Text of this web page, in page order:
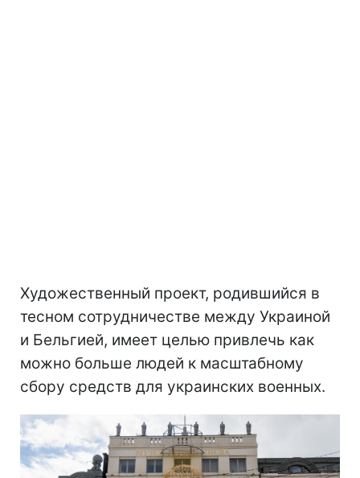
Художественный проект, родившийся в
тесном сотрудничестве между Украиной
и Бельгией, имеет целью привлечь как
можно больше людей к масштабному
сбору средств для украинских военных.